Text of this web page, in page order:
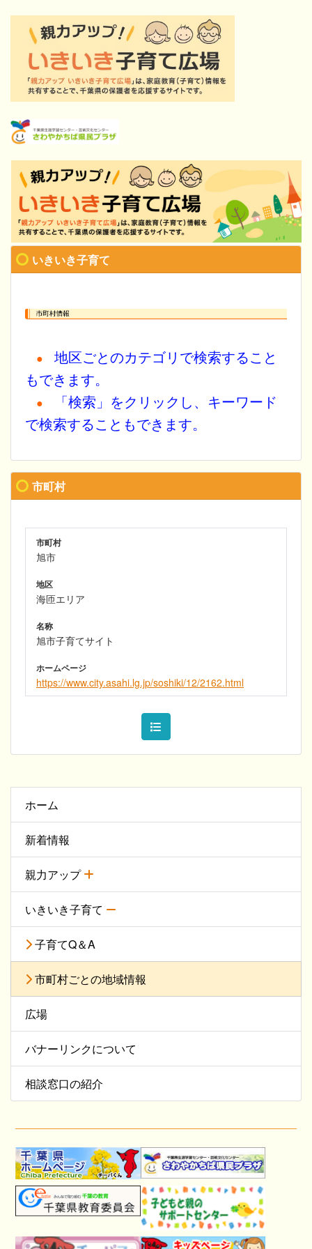
ホーム
新着情報
親力アップ
いきいき子育て
子育てQ＆A
市町村ごとの地域情報
広場
バナーリンクについて
相談窓口の紹介
いきいき子育て
● 地区ごとのカテゴリで検索すること
もできます。
●
「検索」をクリックし、キーワード
で検索することもできます。
市町村
市町村
旭市
地区
海匝エリア
名称
旭市子育てサイト
ホームページ
https://www.city.asahi.lg.jp/soshiki/12/2162.html